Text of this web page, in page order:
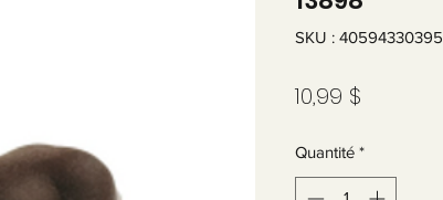
SKU :
10,99 $
Quantité *